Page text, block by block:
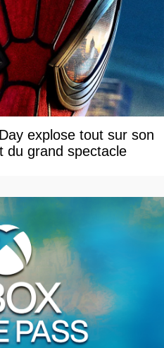
explose tout sur son
du grand spectacle